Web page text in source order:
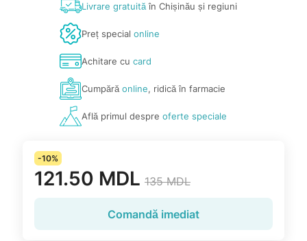
Livrare gratuităîn Chișinău și regiuni
Preț special online
Achitare cu card
Cumpărăonline, ridică în farmacie
Află primul despre oferte speciale
-10%
121.50 MDL 135 MDL
Comandă imediat